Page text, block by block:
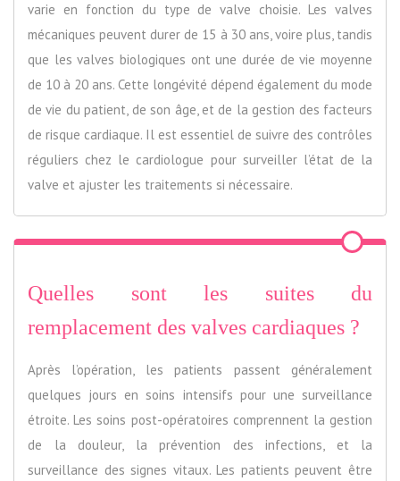
varie en fonction du type de valve choisie. Les valves
mécaniques peuvent durer de 15 à 30 ans, voire plus, tandis
que les valves biologiques ont une durée de vie moyenne
de 10 à 20 ans. Cette longévité dépend également du mode
de vie du patient, de son âge, et de la gestion des facteurs
de risque cardiaque. Il est essentiel de suivre des contrôles
réguliers chez le cardiologue pour surveiller l’état de la
valve et ajuster les traitements si nécessaire.
Quelles sont les suites du
remplacement des valves cardiaques ?
Après l’opération, les patients passent généralement
quelques jours en soins intensifs pour une surveillance
étroite. Les soins post-opératoires comprennent la gestion
de la douleur, la prévention des infections, et la
surveillance des signes vitaux. Les patients peuvent être